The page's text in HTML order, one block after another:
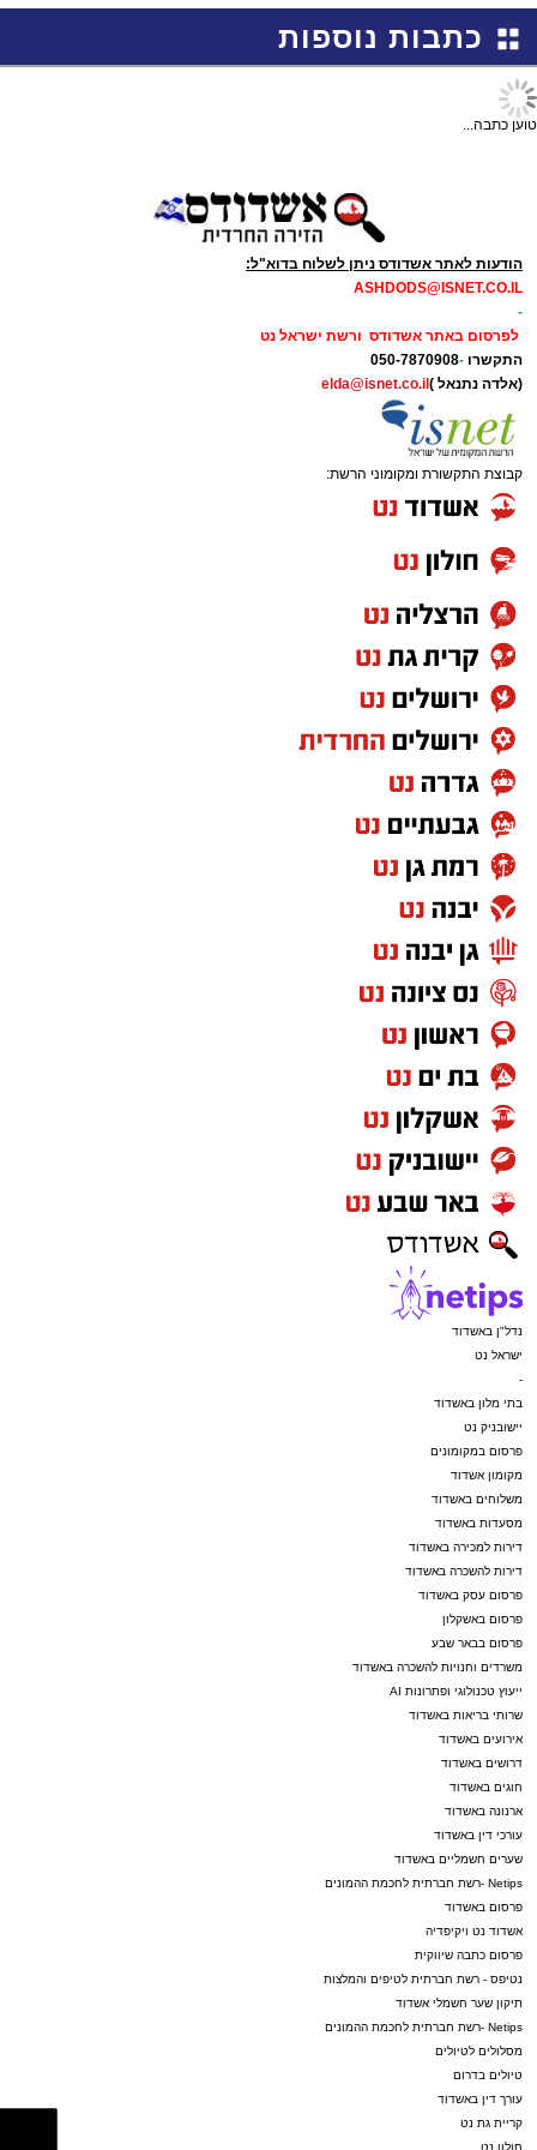
כתבות נוספות
טוען כתבה...
הודעות לאתר אשדודס ניתן לשלוח בדוא"ל:
ASHDODS@ISNET.CO.IL
-
לפרסום באתר אשדודס ורשת ישראל נט
התקשרו -
050-7870908
(אלדה נתנאל ) elda@isnet.co.il
קבוצת התקשורת ומקומוני הרשת:
נדל"ן באשדוד
ישראל נט
-
בתי מלון באשדוד
יישובניק נט
פרסום במקומונים
מקומון אשדוד
משלוחים באשדוד
מסעדות באשדוד
דירות למכירה באשדוד
דירות להשכרה באשדוד
פרסום עסק באשדוד
פרסום באשקלון
פרסום בבאר שבע
משרדים וחנויות להשכרה באשדוד
ייעוץ טכנולוגי ופתרונות AI
שרותי בריאות באשדוד
אירועים באשדוד
דרושים באשדוד
חוגים באשדוד
ארנונה באשדוד
עורכי דין באשדוד
שערים חשמליים באשדוד
Netips -רשת חברתית לחכמת ההמונים
פרסום באשדוד
אשדוד נט ויקיפדיה
פרסום כתבה שיווקית
נטיפס - רשת חברתית לטיפים והמלצות
תיקון שער חשמלי אשדוד
Netips -רשת חברתית לחכמת ההמונים
מסלולים לטיולים
טיולים בדרום
עורך דין באשדוד
קריית גת נט